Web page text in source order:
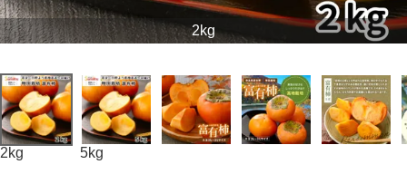
2kg
2kg 5kg